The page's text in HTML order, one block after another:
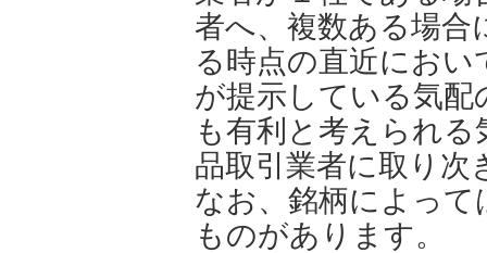
者へ、複数ある場合
る時点の直近におい
が提示している気
も有利と考えられ
品取引業者に取り次
なお、銘柄によっ
ものがあります。